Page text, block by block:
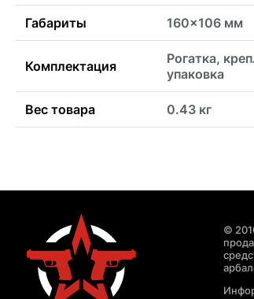
Габариты 160x106 мм
Комплектация
Рогатка,
упаковка
Вес товара 0.43 кг
©